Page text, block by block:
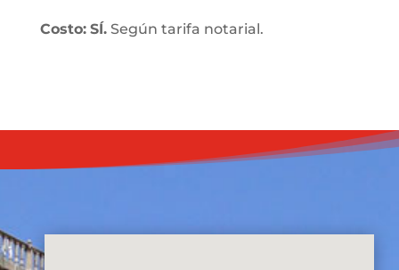
Costo: SÍ.Según tarifa notarial.